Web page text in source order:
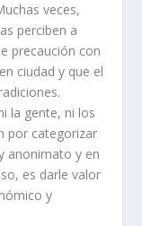
veces,
perciben a
precaución con
ciudad y que el
la gente, ni los
por categorizar
anonimato y en
es darle valor
y